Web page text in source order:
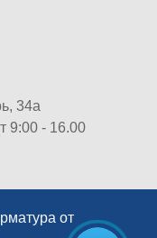
34а
9:00 - 16.00
от